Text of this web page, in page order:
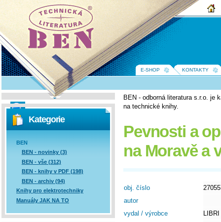
BEN -
technická
literatura
BEN - odborná literatura s.r.o. je
na technické knihy.
Pevnosti a
na Moravě a
obj. číslo
autor
vydal / výrobce
LIBRI
Vyhledávání
Kategorie
BEN
BEN - novinky (3)
BEN - vše (312)
BEN - knihy v PDF (198)
BEN - archiv (94)
Knihy pro elektrotechniky
Manuály JAK NA TO
E-SHOP KONTAKTY